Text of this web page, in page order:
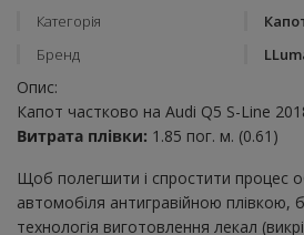
Категорія
Бренд
Опис:
Капот частково на Audi Q5 S-Line
Витрата плівки: 1.85 пог. м. (0.61)
Щоб полегшити і спростити процес
автомобіля антигравійною плівкою,
технологія виготовлення лекал